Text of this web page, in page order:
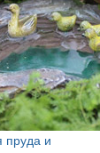
пруда и